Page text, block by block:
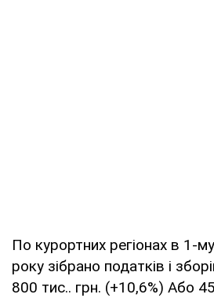
По курортних регіонах в 1-му
року зібрано податків і
800 тис.. грн. (+10,6%) Або